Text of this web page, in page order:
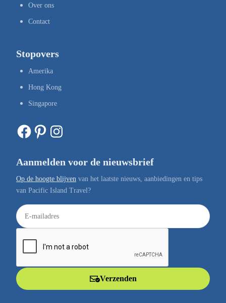
Over ons
Contact
Stopovers
Amerika
Hong Kong
Singapore
Facebook Pinterest Instagram
Aanmelden voor de nieuwsbrief
Op de hoogte blijven van het laatste nieuws, aanbiedingen en tips
van Pacific Island Travel?
E
-
a
Verzenden